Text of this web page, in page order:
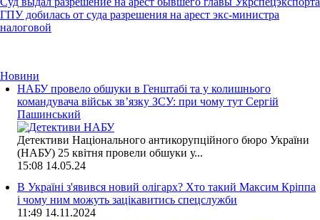
ГПУ добилась от суда разрешения на арест экс-министра
налоговой
Новини
НАБУ провело обшуки в Генштабі та у колишнього
командувача військ зв’язку ЗСУ: при чому тут Сергій
Пашинський
Детективи Національного антикорупційного бюро України
(НАБУ) 25 квітня провели обшуки у...
15:08 14.05.24
В Україні з'явився новий олігарх? Хто такий Максим Кріппа
і чому ним можуть зацікавитись спецслужби
11:49 14.11.2024